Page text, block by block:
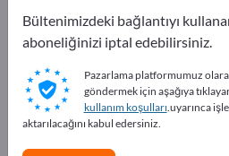
Süt ve süt ürünleri
Exportpages'te
verin!
İhtiyaçlar – Teklifler – İkinci El
Bültenimizdeki bağlantıyı
aboneliğinizi iptal edebilirsiniz.
Pazarlama platformumuz
göndermek için aşağıya
kullanım koşulları.uyarınca
aktarılacağını kabul edersiniz.